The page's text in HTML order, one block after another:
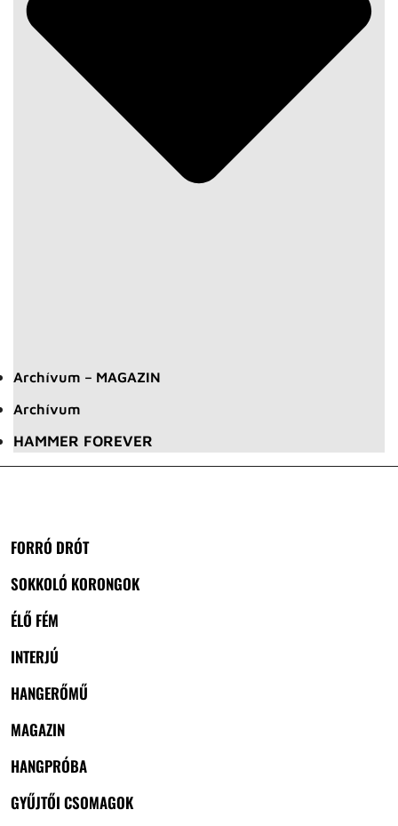
Archívum – MAGAZIN
Archívum
HAMMER FOREVER
FORRÓ DRÓT
SOKKOLÓ KORONGOK
ÉLŐ FÉM
INTERJÚ
HANGERŐMŰ
MAGAZIN
HANGPRÓBA
GYŰJTŐI CSOMAGOK